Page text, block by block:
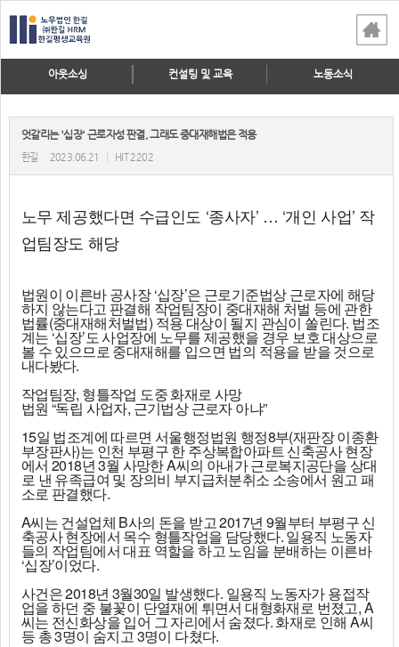
아웃소싱 컨설팅 및 교육 노동소식
엇갈리는 '십장' 근로자성 판결, 그래도 중대재해법은 적용
한길 2023.06.21 HIT 2202
노무 제공했다면 수급인도 ‘종사자’ … ‘개인 사업’ 작
업팀장도 해당
법원이 이른바 공사장 ‘십장’은 근로기준법상 근로자에 해당
하지 않는다고 판결해 작업팀장이 중대재해 처벌 등에 관한
법률(중대재해처벌법) 적용 대상이 될지 관심이 쏠린다. 법조
계는 ‘십장’도 사업장에 노무를 제공했을 경우 보호 대상으로
볼 수 있으므로 중대재해를 입으면 법의 적용을 받을 것으로
내다봤다.
작업팀장, 형틀작업 도중 화재로 사망
법원 “독립 사업자, 근기법상 근로자 아냐”
15일 법조계에 따르면 서울행정법원 행정8부(재판장 이종환
부장판사)는 인천 부평구 한 주상복합아파트 신축공사 현장
에서 2018년 3월 사망한 A씨의 아내가 근로복지공단을 상대
로 낸 유족급여 및 장의비 부지급처분취소 소송에서 원고 패
소로 판결했다.
A씨는 건설업체 B사의 돈을 받고 2017년 9월부터 부평구 신
축공사 현장에서 목수 형틀작업을 담당했다. 일용직 노동자
들의 작업팀에서 대표 역할을 하고 노임을 분배하는 이른바
‘십장’이었다.
사건은 2018년 3월30일 발생했다. 일용직 노동자가 용접작
업을 하던 중 불꽃이 단열재에 튀면서 대형화재로 번졌고, A
씨는 전신화상을 입어 그 자리에서 숨졌다. 화재로 인해 A씨
등 총 3명이 숨지고 3명이 다쳤다.